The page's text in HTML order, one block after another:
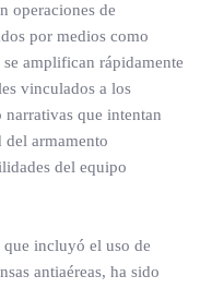
operaciones de
por medios como
amplifican rápidamente
vinculados a los
que intentan
del armamento
del equipo
incluyó el uso de
antiaéreas, ha sido